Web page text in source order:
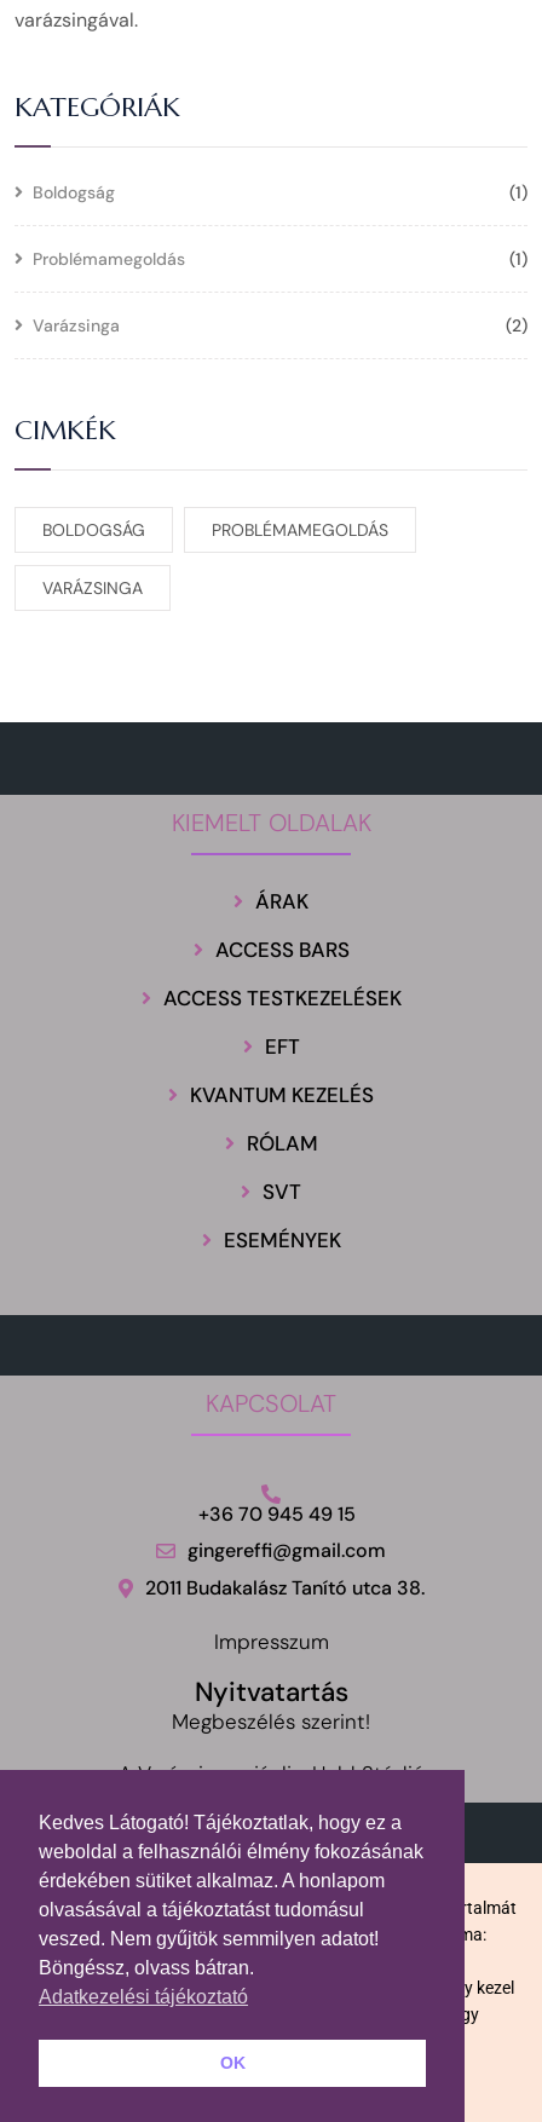
varázsingával.
KATEGÓRIÁK
Boldogság (1)
Problémamegoldás (1)
Varázsinga (2)
CIMKÉK
BOLDOGSÁG PROBLÉMAMEGOLDÁS
VARÁZSINGA
KIEMELT OLDALAK
ÁRAK
ACCESS BARS
ACCESS TESTKEZELÉSEK
EFT
KVANTUM KEZELÉS
RÓLAM
SVT
ESEMÉNYEK
KAPCSOLAT
+36 70 945 49 15
gingereffi@gmail.com
2011 Budakalász Tanító utca 38.
Impresszum
Nyitvatartás
Megbeszélés szerint!
A Varázsinga ajánlja: Hold Stúdió
Balogh Effi Gyömbér
2026 | Varázsinga.hu / A honlap tartalmát
másolni tilos! / Felnőttképző nyilvántartásba vételi száma:
B/2020/005605
A Varázsinga egyik képzése sem diagnosztizál, gyógyít vagy kezel
betegségeket, és nem helyettesíti az illetékes orvosi vagy
pszichológiai ellátást.
Kedves Látogató! Tájékoztatlak, hogy ez a
weboldal a felhasználói élmény fokozásának
érdekében sütiket alkalmaz. A honlapom
olvasásával a tájékoztatást tudomásul
veszed. Nem gyűjtök semmilyen adatot!
Böngéssz, olvass bátran.
Adatkezelési tájékoztató
OK